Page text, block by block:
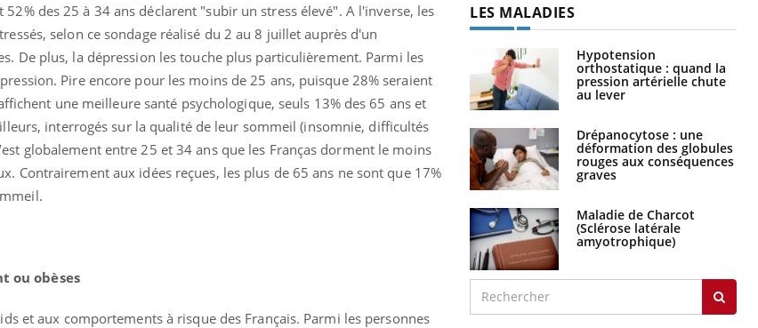
des 25 à 34 ans déclarent "subir un stress élevé". A l'inverse, les
selon ce sondage réalisé du 2 au 8 juillet auprès d'un
De plus, la dépression les touche plus particulièrement. Parmi les
Pire encore pour les moins de 25 ans, puisque 28% seraient
une meilleure santé psychologique, seuls 13% des 65 ans et
interrogés sur la qualité de leur sommeil (insomnie, difficultés
globalement entre 25 et 34 ans que les Franças dorment le moins
Contrairement aux idées reçues, les plus de 65 ans ne sont que 17%
ou obèses
et aux comportements à risque des Français. Parmi les personnes
LES MALADIES
Hypotension
orthostatique : quand la
pression artérielle chute
au lever
Drépanocytose : une
déformation des globules
rouges aux conséquences
graves
Maladie de Charcot
(Sclérose latérale
amyotrophique)